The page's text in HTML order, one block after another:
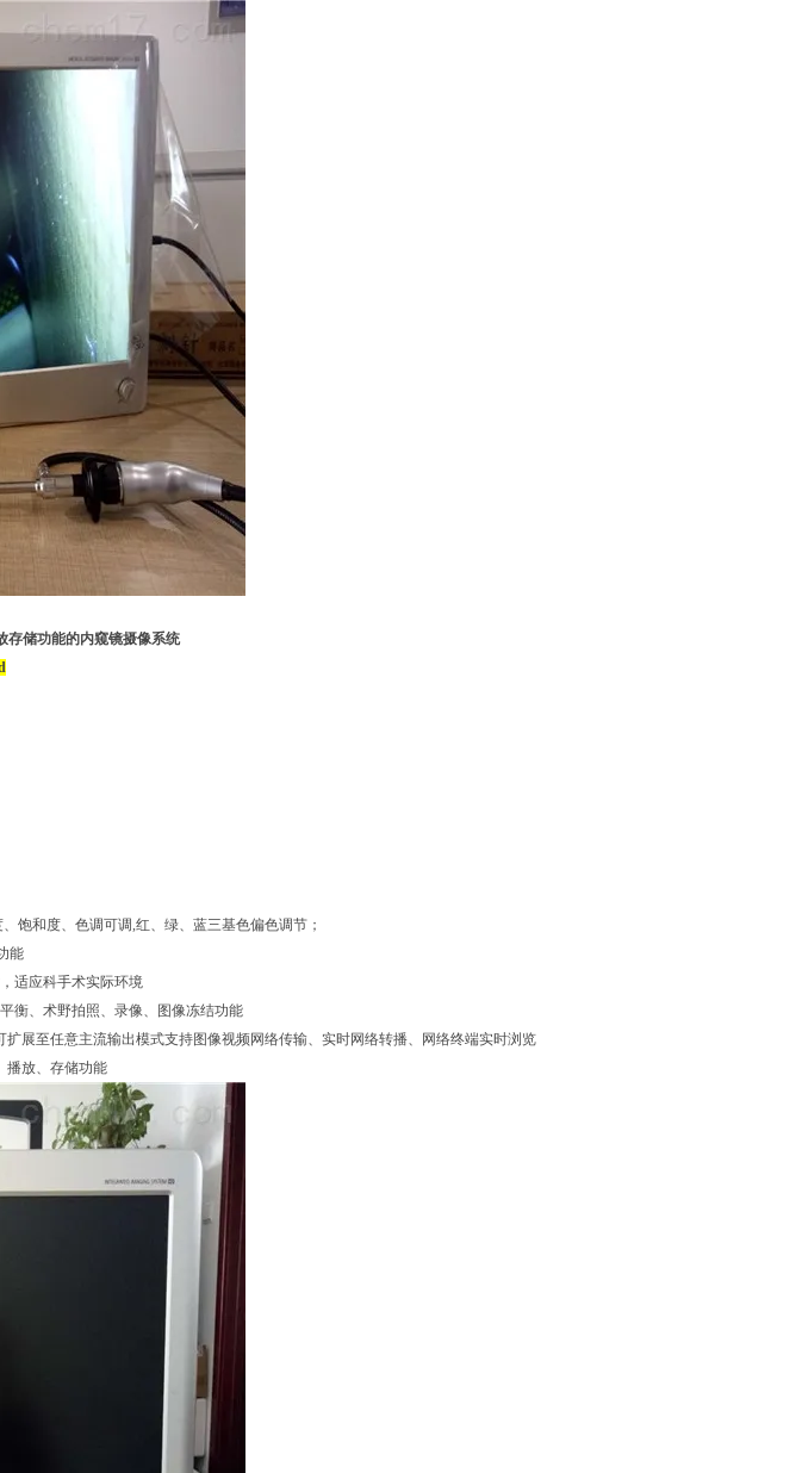
存储功能的内窥镜摄像系统
饱和度、色调可调,红、绿、蓝三基色偏色调节；
能
适应科手术实际环境
衡、术野拍照、录像、图像冻结功能
展至任意主流输出模式支持图像视频网络传输、实时网络转播、网络终端实时浏览
播放、存储功能